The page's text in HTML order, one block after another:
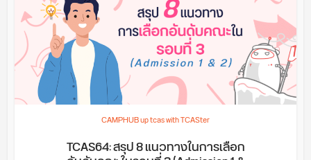
CAMPHUB up tcas with TCASter
TCAS64: สรุป 8 แนวทางในการเลือก